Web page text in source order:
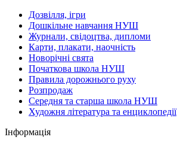
Дозвілля, ігри
Дошкільне навчання НУШ
Журнали, свідоцтва, дипломи
Карти, плакати, наочність
Новорічні свята
Початкова школа НУШ
Правила дорожнього руху
Розпродаж
Середня та старша школа НУШ
Художня література та енциклопедії
Інформація